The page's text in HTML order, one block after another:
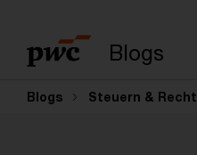
Blogs
Blogs Steuern & Recht